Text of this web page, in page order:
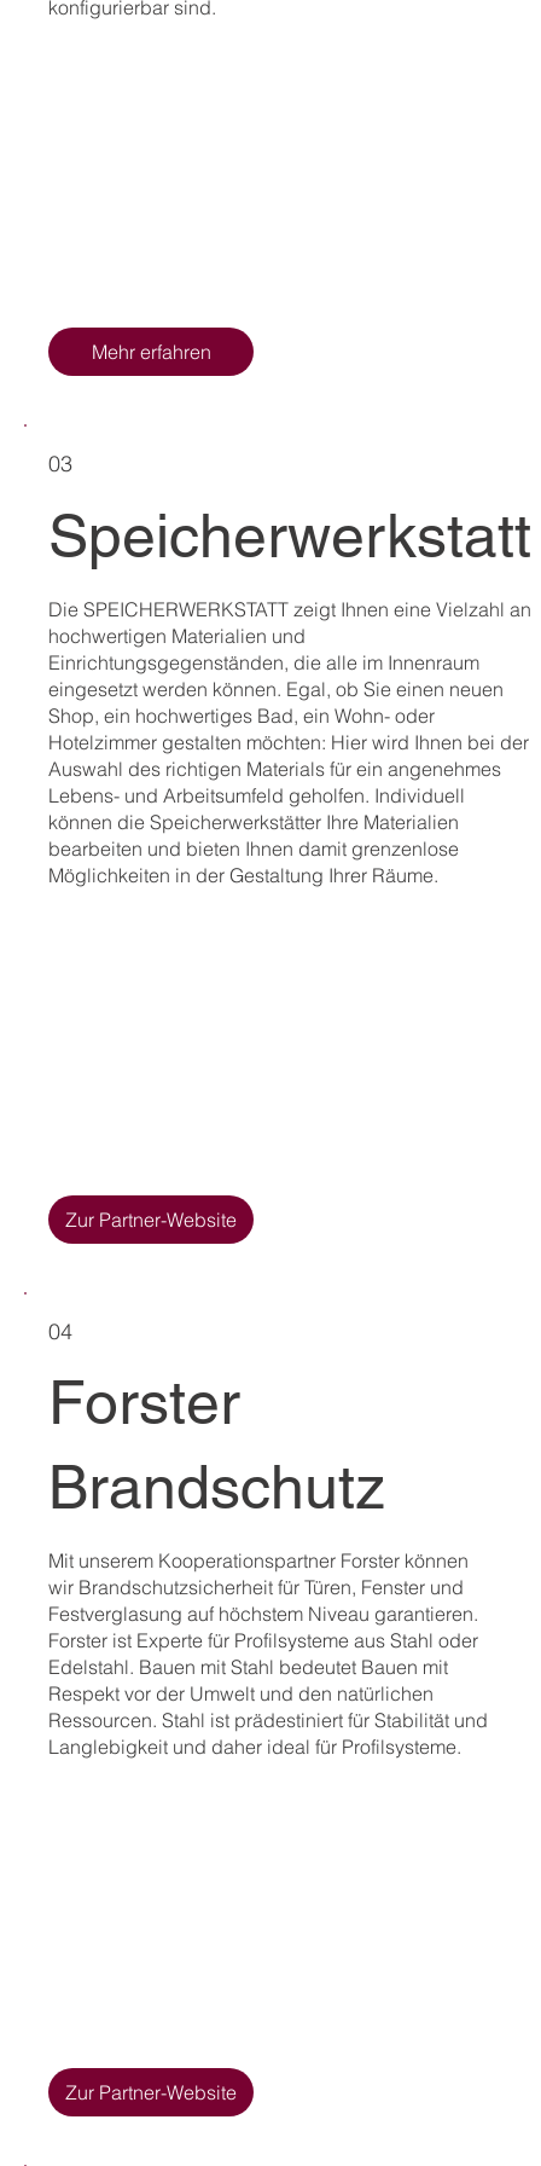
konfigurierbar sind.
Mehr erfahren
03
Speicherwerkstatt
Die SPEICHERWERKSTATT zeigt Ihnen eine Vielzahl an
hochwertigen Materialien und
Einrichtungsgegenständen, die alle im Innenraum
eingesetzt werden können. Egal, ob Sie einen neuen
Shop, ein hochwertiges Bad, ein Wohn- oder
Hotelzimmer gestalten möchten: Hier wird Ihnen bei der
Auswahl des richtigen Materials für ein angenehmes
Lebens- und Arbeitsumfeld geholfen. Individuell
können die Speicherwerkstätter Ihre Materialien
bearbeiten und bieten Ihnen damit grenzenlose
Möglichkeiten in der Gestaltung Ihrer Räume.
Zur Partner-Website
04
Forster
Brandschutz
Mit unserem Kooperationspartner Forster können
wir Brandschutzsicherheit für Türen, Fenster und
Fest­verglasung auf höchstem Niveau garantieren.
Forster ist Experte für Profilsysteme aus Stahl oder
Edelstahl. Bauen mit Stahl bedeutet Bauen mit
Respekt vor der Umwelt und den natürlichen
Ressourcen. Stahl ist prädestiniert für Stabilität und
Langlebigkeit und daher ideal für Profilsysteme.
Zur Partner-Website